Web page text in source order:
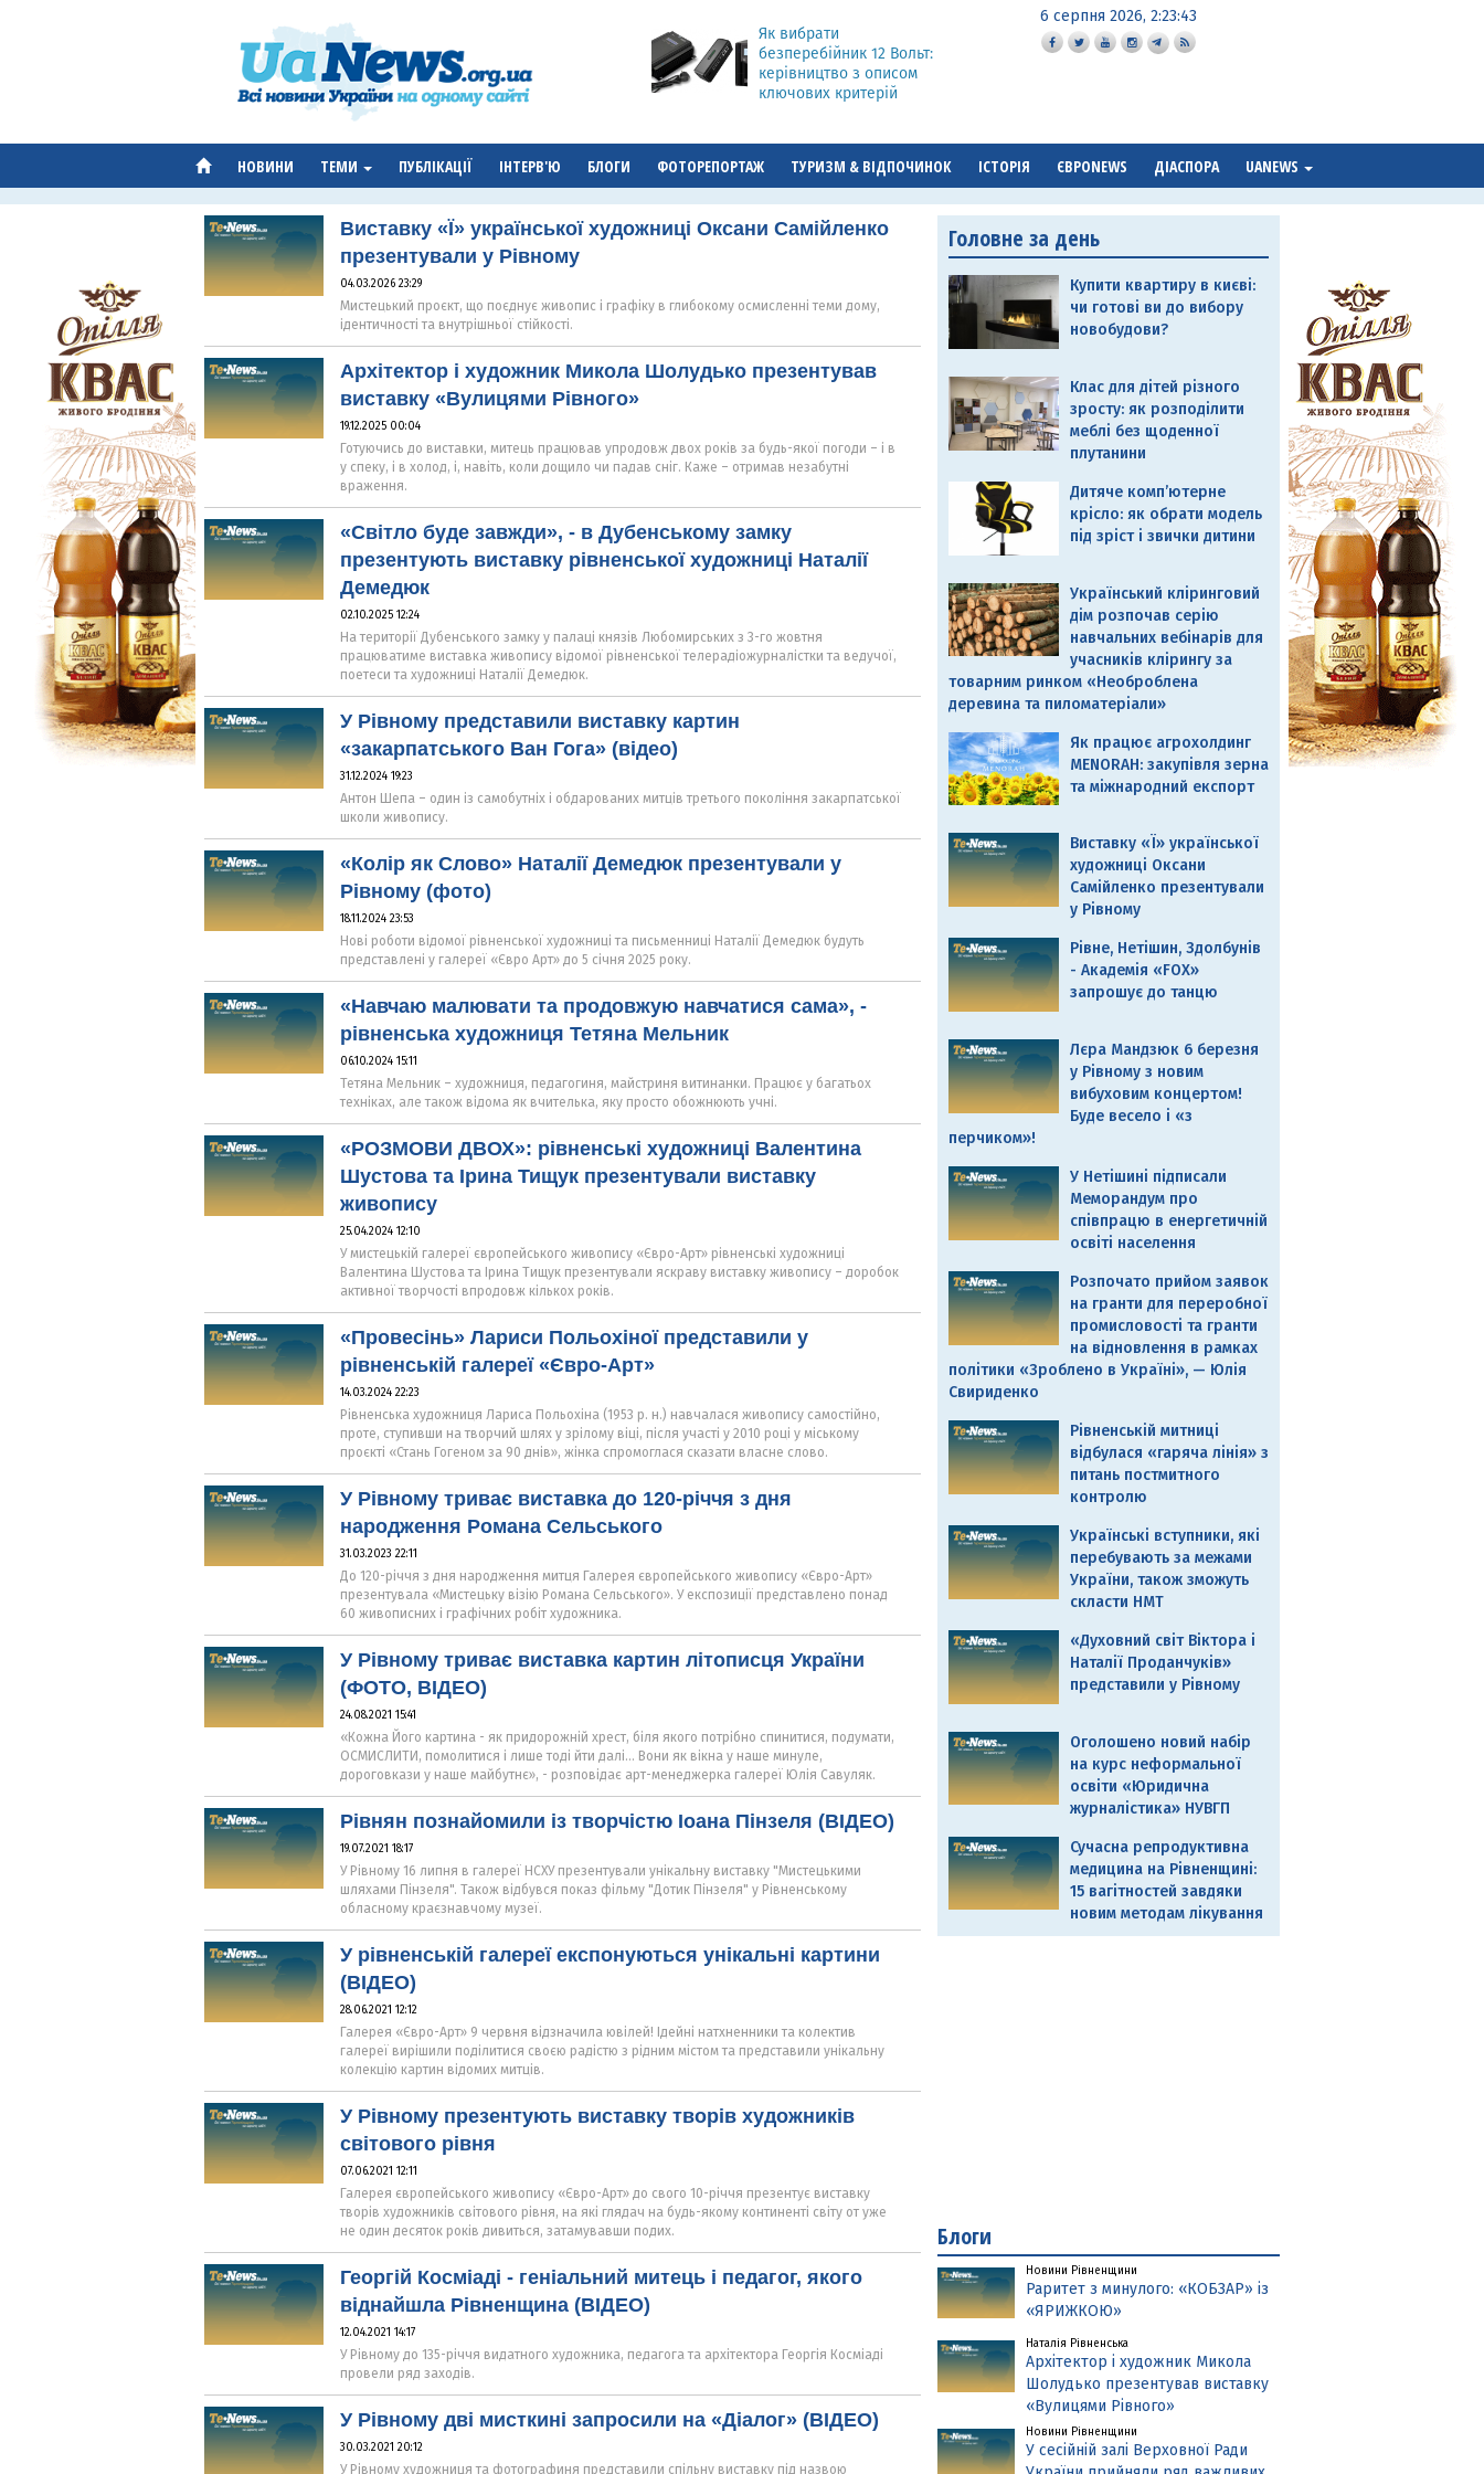
Як вибрати
безперебійник 12 Вольт:
керівництво з описом
ключових критерій
6 серпня 2026, 2:23:44
НОВИНИ ТЕМИ ПУБЛІКАЦІЇ ІНТЕРВ'Ю БЛОГИ ФОТОРЕПОРТАЖ ТУРИЗМ & ВІДПОЧИНОК ІСТОРІЯ ЄВРОNEWS ДІАСПОРА UANEWS
Виставку «Ї» української художниці Оксани Самійленко
презентували у Рівному
04.03.2026 23:29
Мистецький проєкт, що поєднує живопис і графіку в глибокому осмисленні теми дому,
ідентичності та внутрішньої стійкості.
Архітектор і художник Микола Шолудько презентував
виставку «Вулицями Рівного»
19.12.2025 00:04
Готуючись до виставки, митець працював упродовж двох років за будь-якої погоди – і в
у спеку, і в холод, і, навіть, коли дощило чи падав сніг. Каже – отримав незабутні
враження.
«Світло буде завжди», - в Дубенському замку
презентують виставку рівненської художниці Наталії
Демедюк
02.10.2025 12:24
На території Дубенського замку у палаці князів Любомирських з 3-го жовтня
працюватиме виставка живопису відомої рівненської телерадіожурналістки та ведучої,
поетеси та художниці Наталії Демедюк.
У Рівному представили виставку картин
«закарпатського Ван Гога» (відео)
31.12.2024 19:23
Антон Шепа – один із самобутніх і обдарованих митців третього покоління закарпатської
школи живопису.
«Колір як Слово» Наталії Демедюк презентували у
Рівному (фото)
18.11.2024 23:53
Нові роботи відомої рівненської художниці та письменниці Наталії Демедюк будуть
представлені у галереї «Євро Арт» до 5 січня 2025 року.
«Навчаю малювати та продовжую навчатися сама», -
рівненська художниця Тетяна Мельник
06.10.2024 15:11
Тетяна Мельник – художниця, педагогиня, майстриня витинанки. Працює у багатьох
техніках, але також відома як вчителька, яку просто обожнюють учні.
«РОЗМОВИ ДВОХ»: рівненські художниці Валентина
Шустова та Ірина Тищук презентували виставку
живопису
25.04.2024 12:10
У мистецькій галереї європейського живопису «Євро-Арт» рівненські художниці
Валентина Шустова та Ірина Тищук презентували яскраву виставку живопису – доробок
активної творчості впродовж кількох років.
«Провесінь» Лариси Польохіної представили у
рівненській галереї «Євро-Арт»
14.03.2024 22:23
Рівненська художниця Лариса Польохіна (1953 р. н.) навчалася живопису самостійно,
проте, ступивши на творчий шлях у зрілому віці, після участі у 2010 році у міському
проєкті «Стань Гогеном за 90 днів», жінка спромоглася сказати власне слово.
У Рівному триває виставка до 120-річчя з дня
народження Романа Сельського
31.03.2023 22:11
До 120-річчя з дня народження митця Галерея європейського живопису «Євро-Арт»
презентувала «Мистецьку візію Романа Сельського». У експозиції представлено понад
60 живописних і графічних робіт художника.
У Рівному триває виставка картин літописця України
(ФОТО, ВІДЕО)
24.08.2021 15:41
«Кожна Його картина - як придорожній хрест, біля якого потрібно спинитися, подумати,
ОСМИСЛИТИ, помолитися і лише тоді йти далі... Вони як вікна у наше минуле,
дороговкази у наше майбутнє», - розповідає арт-менеджерка галереї Юлія Савуляк.
Рівнян познайомили із творчістю Іоана Пінзеля (ВІДЕО)
19.07.2021 18:17
У Рівному 16 липня в галереї НСХУ презентували унікальну виставку "Мистецькими
шляхами Пінзеля". Також відбувся показ фільму "Дотик Пінзеля" у Рівненському
обласному краєзнавчому музеї.
У рівненській галереї експонуються унікальні картини
(ВІДЕО)
28.06.2021 12:12
Галерея «Євро-Арт» 9 червня відзначила ювілей! Ідейні натхненники та колектив
галереї вирішили поділитися своєю радістю з рідним містом та представили унікальну
колекцію картин відомих митців.
У Рівному презентують виставку творів художників
світового рівня
07.06.2021 12:11
Галерея європейського живопису «Євро-Арт» до свого 10-річчя презентує виставку
творів художників світового рівня, на які глядач на будь-якому континенті світу от уже
не один десяток років дивиться, затамувавши подих.
Георгій Косміаді - геніальний митець і педагог, якого
віднайшла Рівненщина (ВІДЕО)
12.04.2021 14:17
У Рівному до 135-річчя видатного художника, педагога та архітектора Георгія Косміаді
провели ряд заходів.
У Рівному дві мисткині запросили на «Діалог» (ВІДЕО)
30.03.2021 20:12
У Рівному художниця та фотографиня представили спільну виставку під назвою
Головне за день
Купити квартиру в києві:
чи готові ви до вибору
новобудови?
Клас для дітей різного
зросту: як розподілити
меблі без щоденної
плутанини
Дитяче комп’ютерне
крісло: як обрати модель
під зріст і звички дитини
Український кліринговий
дім розпочав серію
навчальних вебінарів для
учасників клірингу за
товарним ринком «Необроблена
деревина та пиломатеріали»
Як працює агрохолдинг
MENORAH: закупівля зерна
та міжнародний експорт
Виставку «Ї» української
художниці Оксани
Самійленко презентували
у Рівному
Рівне, Нетішин, Здолбунів
- Академія «FOX»
запрошує до танцю
Лєра Мандзюк 6 березня
у Рівному з новим
вибуховим концертом!
Буде весело і «з
перчиком»!
У Нетішині підписали
Меморандум про
співпрацю в енергетичній
освіті населення
Розпочато прийом заявок
на гранти для переробної
промисловості та гранти
на відновлення в рамках
політики «Зроблено в Україні», — Юлія
Свириденко
Рівненській митниці
відбулася «гаряча лінія» з
питань постмитного
контролю
Українські вступники, які
перебувають за межами
України, також зможуть
скласти НМТ
«Духовний світ Віктора і
Наталії Проданчуків»
представили у Рівному
Оголошено новий набір
на курс неформальної
освіти «Юридична
журналістика» НУВГП
Сучасна репродуктивна
медицина на Рівненщині:
15 вагітностей завдяки
новим методам лікування
Блоги
Новини Рівненщини
Раритет з минулого: «КОБЗАР» із
«ЯРИЖКОЮ»
Наталія Рівненська
Архітектор і художник Микола
Шолудько презентував виставку
«Вулицями Рівного»
Новини Рівненщини
У сесійній залі Верховної Ради